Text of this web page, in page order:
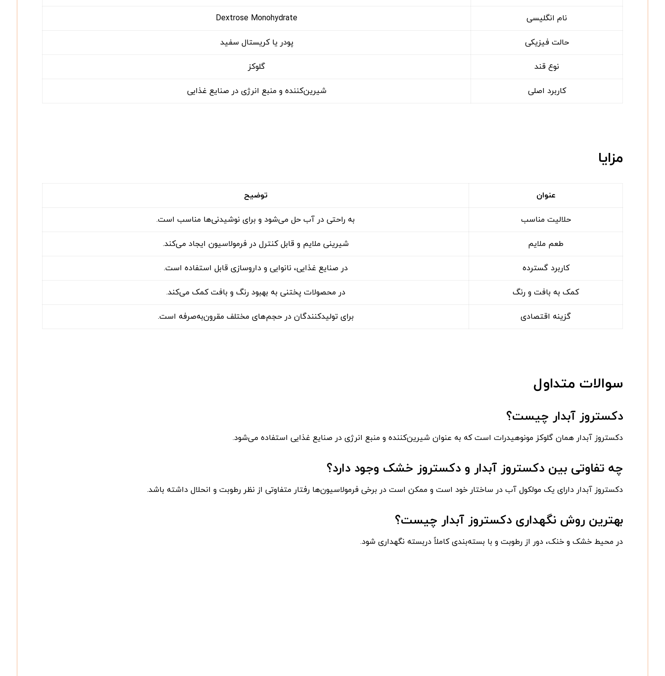
نام انگلیسی Dextrose Monohydrate
حالت فیزیکی پودر یا کریستال سفید
نوع قند گلوکز
کاربرد اصلی شیرین‌کننده و منبع انرژی در صنایع غذایی
مزایا
عنوان توضیح
حلالیت مناسب به راحتی در آب حل می‌شود و برای نوشیدنی‌ها مناسب است.
طعم ملایم شیرینی ملایم و قابل کنترل در فرمولاسیون ایجاد می‌کند.
کاربرد گسترده در صنایع غذایی، نانوایی و داروسازی قابل استفاده است.
کمک به بافت و رنگ در محصولات پختنی به بهبود رنگ و بافت کمک می‌کند.
گزینه اقتصادی برای تولیدکنندگان در حجم‌های مختلف مقرون‌به‌صرفه است.
سوالات متداول
دکستروز آبدار چیست؟
دکستروز آبدار همان گلوکز مونو‌هیدرات است که به عنوان شیرین‌کننده و منبع انرژی در صنایع غذایی استفاده می‌شود.
چه تفاوتی بین دکستروز آبدار و دکستروز خشک وجود دارد؟
دکستروز آبدار دارای یک مولکول آب در ساختار خود است و ممکن است در برخی فرمولاسیون‌ها رفتار متفاوتی از نظر رطوبت و انحلال داشته باشد.
بهترین روش نگهداری دکستروز آبدار چیست؟
در محیط خشک و خنک، دور از رطوبت و با بسته‌بندی کاملاً دربسته نگهداری شود.